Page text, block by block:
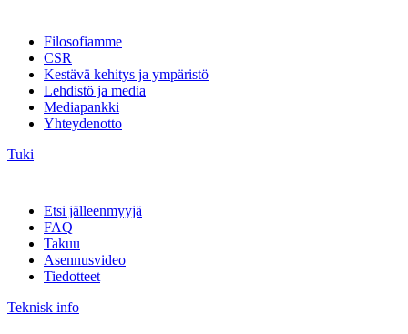
Filosofiamme
CSR
Kestävä kehitys ja ympäristö
Lehdistö ja media
Mediapankki
Yhteydenotto
Tuki
Etsi jälleenmyyjä
FAQ
Takuu
Asennusvideo
Tiedotteet
Teknisk info